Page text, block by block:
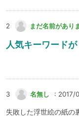
2 まだ名前があり
人気キーワードが
3 名無し : 2017/
失敗した浮世絵の紙の